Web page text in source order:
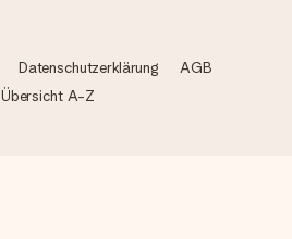
Datenschutzerklärung
AGB
Übersicht A-Z